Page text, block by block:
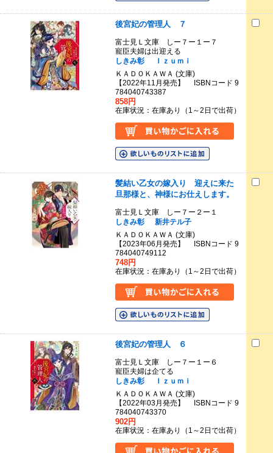
後宮妃の管理人 ７
富士見Ｌ文庫 しー７ー１ー７
寵臣夫婦は出迎える
しきみ彰
Ｉｚｕｍｉ
ＫＡＤＯＫＡＷＡ (文庫)
【2022年11月発売】 ISBNコード 9
784040743387
858円
在庫状況：在庫あり（1～2日で出荷）
髪結い乙女の嫁入り 迎えに来た
旦那様と、神様にお仕えします。
富士見Ｌ文庫 しー７ー２ー１
しきみ彰
新井テル子
ＫＡＤＯＫＡＷＡ (文庫)
【2023年06月発売】 ISBNコード 9
784040749112
748円
在庫状況：在庫あり（1～2日で出荷）
後宮妃の管理人 ６
富士見Ｌ文庫 しー７ー１ー６
寵臣夫婦は企てる
しきみ彰
Ｉｚｕｍｉ
ＫＡＤＯＫＡＷＡ (文庫)
【2022年03月発売】 ISBNコード 9
784040743370
902円
在庫状況：在庫あり（1～2日で出荷）